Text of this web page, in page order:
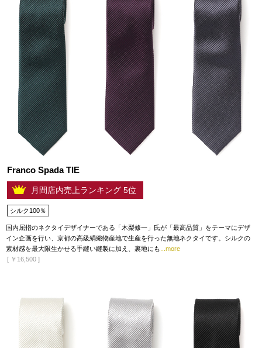
Franco Spada TIE
月間店内売上ランキング 5位
シルク100％
国内屈指のネクタイデザイナーである「木梨修一」氏が「最高品質」をテーマにデザ
イン企画を行い、京都の高級絹織物産地で生産を行った無地ネクタイです。シルクの
素材感を最大限生かせる手縫い縫製に加え、裏地にも ...more
[ ￥16,500 ]